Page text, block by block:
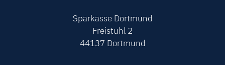
Sparkasse Dortmund
Freistuhl 2
44137 Dortmund